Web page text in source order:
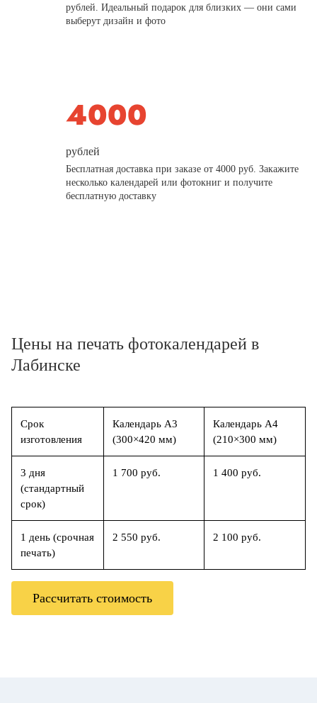
рублей. Идеальный подарок для близких — они сами
выберут дизайн и фото
рублей
Бесплатная доставка при заказе от 4000 руб. Закажите
несколько календарей или фотокниг и получите
бесплатную доставку
Цены на печать фотокалендарей в
Лабинске
Срок
изготовления
Календарь А3
(300×420 мм)
Календарь А4
(210×300 мм)
3 дня
(стандартный
срок)
1 700 руб. 1 400 руб.
1 день (срочная
печать)
2 550 руб. 2 100 руб.
Рассчитать стоимость